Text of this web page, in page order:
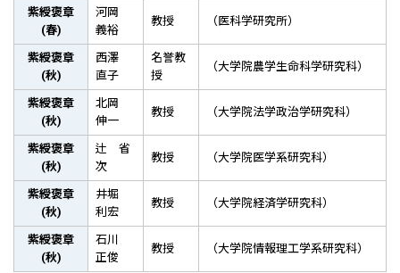
紫綬褒章
(春)
河岡
義裕
教授 （医科学研究所）
紫綬褒章
(秋)
西澤
直子
名誉教
授
（大学院農学生命科学研究科）
紫綬褒章
(秋)
北岡
伸一
教授 （大学院法学政治学研究科）
紫綬褒章
(秋)
辻 省
次
教授 （大学院医学系研究科）
紫綬褒章
(秋)
井堀
利宏
教授 （大学院経済学研究科）
紫綬褒章
(秋)
石川
正俊
教授 （大学院情報理工学系研究科）